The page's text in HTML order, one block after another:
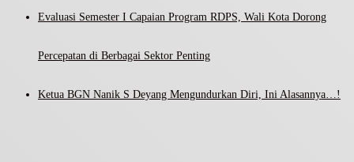
Evaluasi Semester I Capaian Program RDPS, Wali Kota Dorong
Percepatan di Berbagai Sektor Penting
Ketua BGN Nanik S Deyang Mengundurkan Diri, Ini Alasannya…!